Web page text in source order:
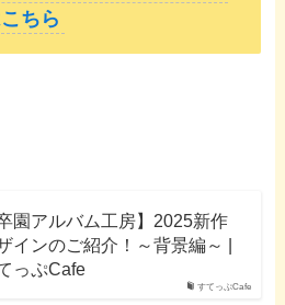
ちら
すてっぷCafe
卒園アルバム工房】2025新作
インのご紹介！～背景編～ |
っぷCafe